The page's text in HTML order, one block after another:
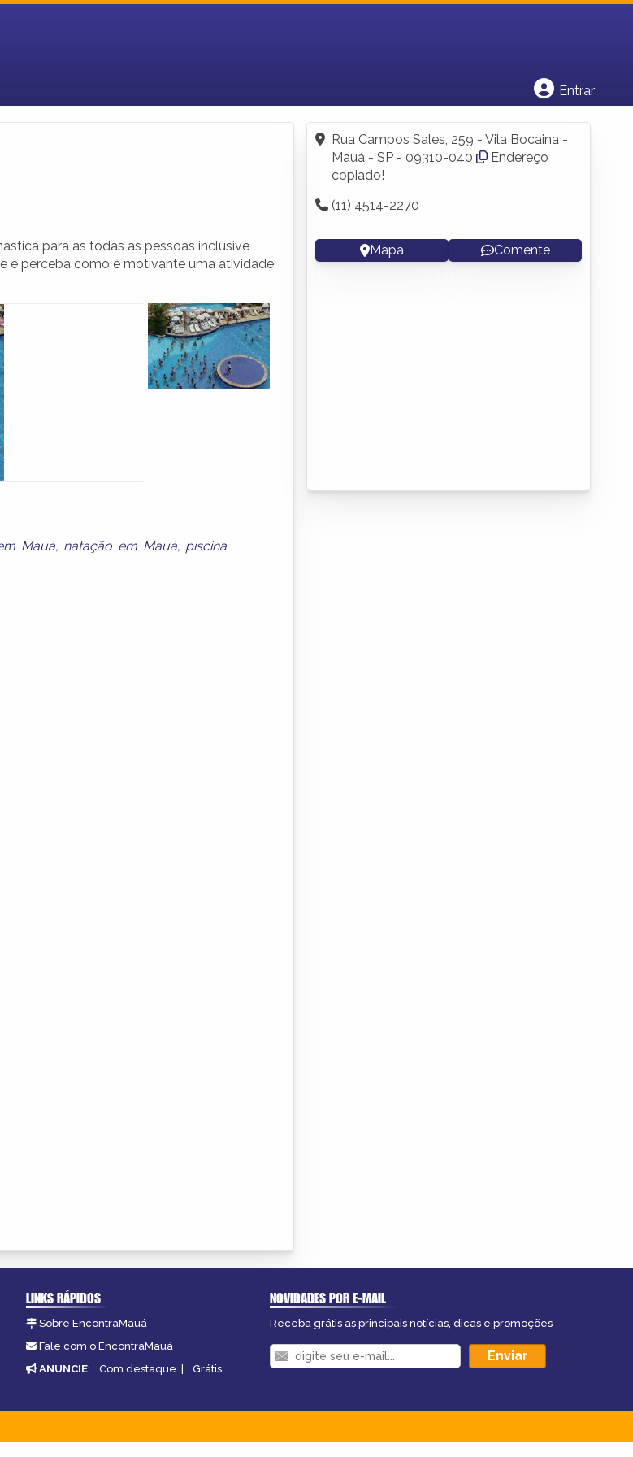
Entrar
para as todas as pessoas inclusive
e perceba como é motivante uma atividade
Mauá, natação em Mauá, piscina
Rua Campos Sales, 259 - Vila Bocaina -
Mauá - SP - 09310-040
Endereço
copiado!
(11) 4514-2270
Mapa Comente
LINKS RÁPIDOS
Sobre EncontraMauá
Fale com o EncontraMauá
ANUNCIE: Com destaque | Grátis
NOVIDADES POR E-MAIL
Receba grátis as principais notícias, dicas e promoções